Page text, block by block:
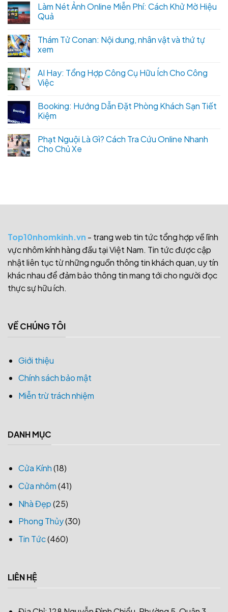
Làm Nét Ảnh Online Miễn Phí: Cách Khử Mờ Hiệu
Quả
Thám Tử Conan: Nội dung, nhân vật và thứ tự
xem
AI Hay: Tổng Hợp Công Cụ Hữu Ích Cho Công
Việc
Booking: Hướng Dẫn Đặt Phòng Khách Sạn Tiết
Kiệm
Phạt Nguội Là Gì? Cách Tra Cứu Online Nhanh
Cho Chủ Xe
Top10nhomkinh.vn - trang web tin tức tổng hợp về lĩnh
vực nhôm kính hàng đầu tại Việt Nam. Tin tức được cập
nhật liên tục từ những nguồn thông tin khách quan, uy tín
khác nhau để đảm bảo thông tin mang tới cho người đọc
thực sự hữu ích.
VỀ CHÚNG TÔI
Giới thiệu
Chính sách bảo mật
Miễn trừ trách nhiệm
DANH MỤC
Cửa Kính(18)
Cửa nhôm(41)
Nhà Đẹp(25)
Phong Thủy(30)
Tin Tức(460)
LIÊN HỆ